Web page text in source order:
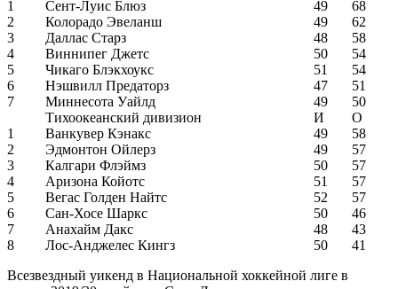
1
Сент-Луис Блюз 49
68
2
Колорадо Эвеланш 49
62
3
Даллас Старз 48
58
4
Виннипег Джетс 50
54
5
Чикаго Блэкхоукс 51
54
6
Нэшвилл Предаторз 47
51
7
Миннесота Уайлд 49
50
Тихоокеанский дивизион
И
О
1
Ванкувер Кэнакс 49
58
2
Эдмонтон Ойлерз 49
57
3
Калгари Флэймз 50
57
4
Аризона Койотс 51
57
5
Вегас Голден Найтс 52
57
6
Сан-Хосе Шаркс 50
46
7
Анахайм Дакс 48
43
8
Лос-Анджелес Кингз 50
41
Всезвездный уикенд в Национальной хоккейной лиге в